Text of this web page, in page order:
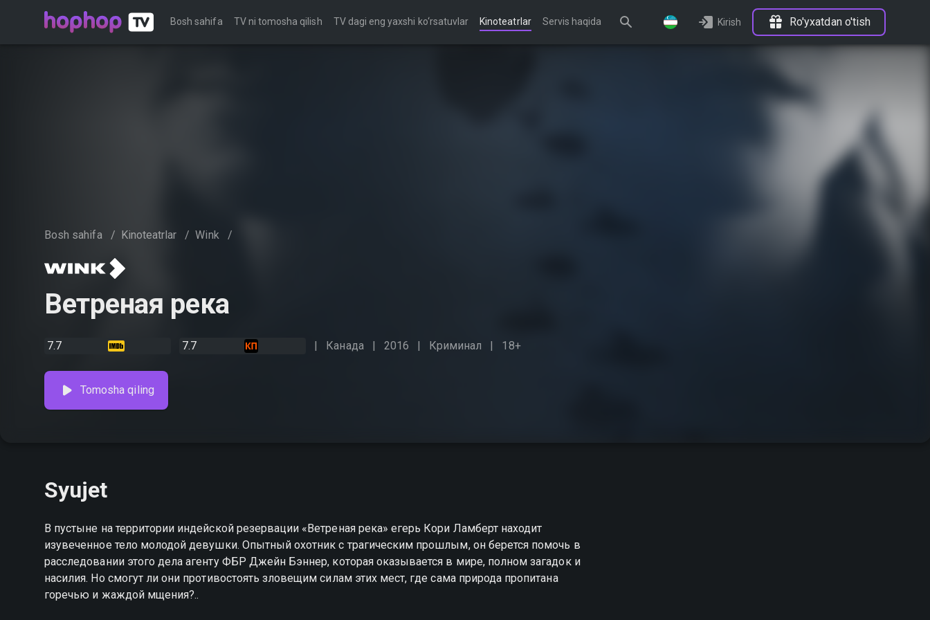
Bosh sahifa TV ni tomosha qilish TV dagi eng yaxshi ko‘rsatuvlar Kinoteatrlar Servis haqida Kirish Ro'yxatdan o'tish
Bosh sahifa / Kinoteatrlar / Wink /
Ветреная река
7.7 7.7 Канада 2016 Криминал 18+
Tomosha qiling
Syujet
В пустыне на территории индейской резервации «Ветреная река» егерь Кори Ламберт находит
изувеченное тело молодой девушки. Опытный охотник с трагическим прошлым, он берется помочь в
расследовании этого дела агенту ФБР Джейн Бэннер, которая оказывается в мире, полном загадок и
насилия. Но смогут ли они противостоять зловещим силам этих мест, где сама природа пропитана
горечью и жаждой мщения?..